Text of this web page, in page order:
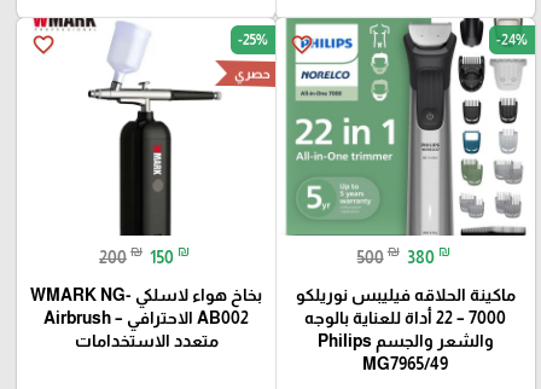
favorite_border -24%
500 ₪ 380 ₪
ماكينة الحلاقه فيليبس نوريلكو
7000 – 22 أداة للعناية بالوجه
والشعر والجسم Philips
MG7965/49
favorite_border -25%
حصري
200 ₪ 150 ₪
بخاخ هواء لاسلكي WMARK NG-
AB002 الاحترافي – Airbrush
متعدد الاستخدامات